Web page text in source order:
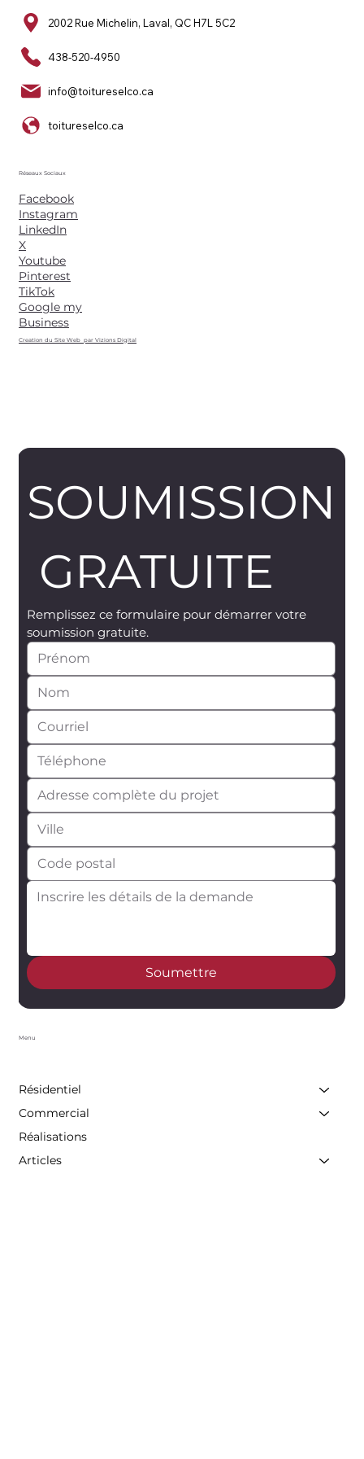
2002 Rue Michelin, Laval, QC H7L 5C2
438-520-4950
info@toitureselco.ca
toitureselco.ca
Réseaux Sociaux
Facebook
Instagram
LinkedIn
X
Youtube
Pinterest
TikTok
Google my
Business
Creation du Site Web par Vizions Digital
SOUMISSION
GRATUITE
Remplissez ce formulaire pour démarrer votre
soumission gratuite.
Soumettre
Menu
Résidentiel
Commercial
Réalisations
Articles